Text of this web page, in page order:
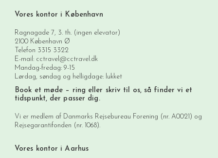
Vores kontor i København
Ragnagade 7, 3. th. (ingen elevator)
2100 København Ø
Telefon 3315 3322
E-mail: cctravel@cctravel.dk
Mandag-fredag: 9-15
Lørdag, søndag og helligdage: lukket
Book et møde – ring eller skriv til os, så finder vi et
tidspunkt, der passer dig.
Vi er medlem af Danmarks Rejsebureau Forening (nr. A0021) og
Rejsegarantifonden (nr. 1068).
Vores kontor i Aarhus